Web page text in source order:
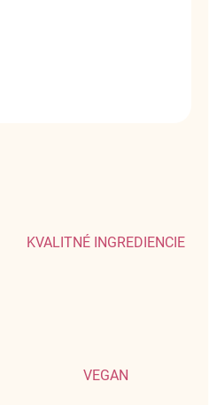
KVALITNÉ INGREDIENCIE
VEGAN